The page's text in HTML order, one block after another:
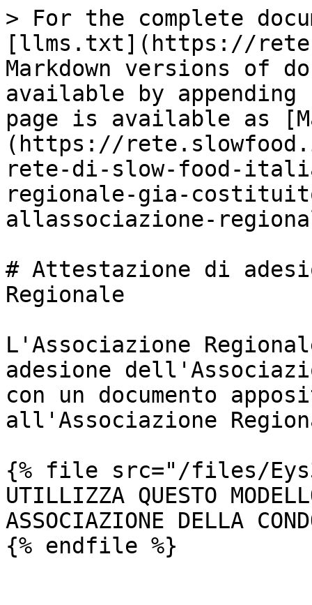
> For the complete
[llms.txt](https://
Markdown versions of
available by
page is available as
(https://
rete-di-slow-food-
regionale-gia-
allassociazione-
# Attestazione di
Regionale
L'Associazione
adesione
con un documento
all'Associazione
{% file src="/files/
UTILLIZZA QUESTO
ASSOCIAZIONE DELLA